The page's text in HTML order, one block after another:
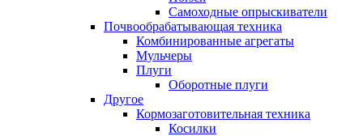
Самоходные опрыскиватели
Почвообрабатывающая техника
Комбинированные агрегаты
Мульчеры
Плуги
Оборотные плуги
Другое
Кормозаготовительная техника
Косилки